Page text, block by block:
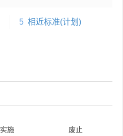
5 相近标准(计划)
实施 废止